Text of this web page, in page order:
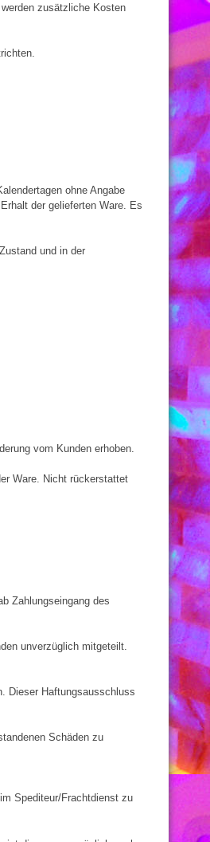
zusätzliche Kosten
ohne Angabe
der gelieferten Ware. Es
und in der
vom Kunden erhoben.
Ware. Nicht rückerstattet
Zahlungseingang des
unverzüglich mitgeteilt.
Dieser Haftungsausschluss
Schäden zu
Spediteur/Frachtdienst zu